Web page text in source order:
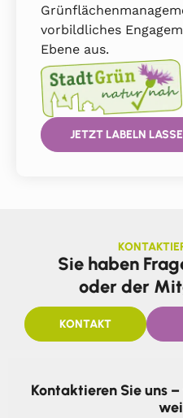
vorbildliches
Ebene aus.
JETZT LABELN
Sie haben
oder der
KONTAKT
Kontaktieren Sie uns